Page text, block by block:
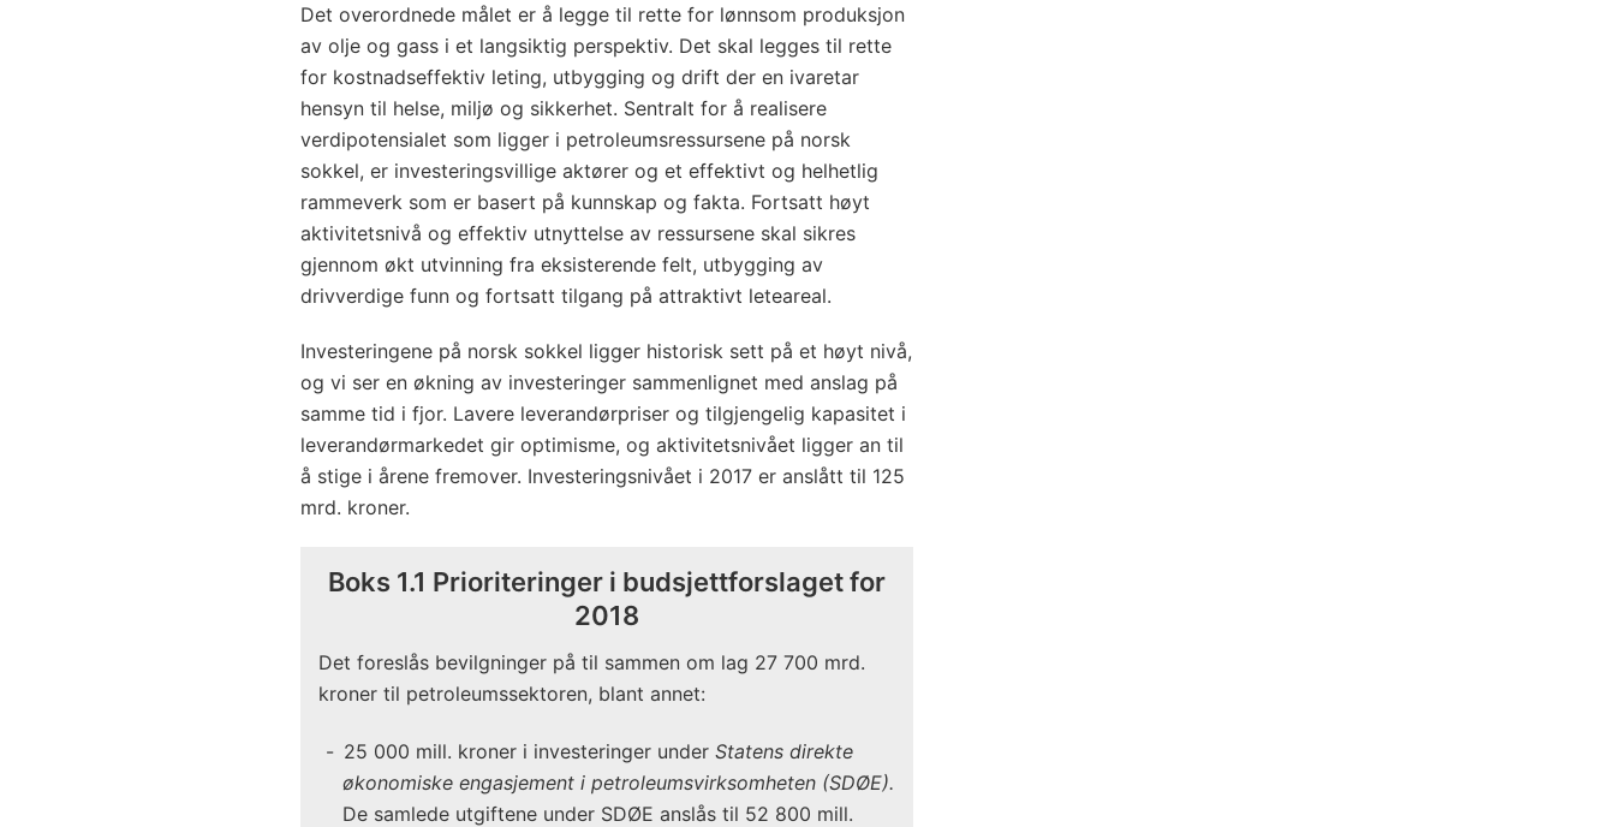
Det overordnede målet er å legge til rette for lønnsom produksjon
av olje og gass i et langsiktig perspektiv. Det skal legges til rette
for kostnadseffektiv leting, utbygging og drift der en ivaretar
hensyn til helse, miljø og sikkerhet. Sentralt for å realisere
verdipotensialet som ligger i petroleumsressursene på norsk
sokkel, er investeringsvillige aktører og et effektivt og helhetlig
rammeverk som er basert på kunnskap og fakta. Fortsatt høyt
aktivitetsnivå og effektiv utnyttelse av ressursene skal sikres
gjennom økt utvinning fra eksisterende felt, utbygging av
drivverdige funn og fortsatt tilgang på attraktivt leteareal.
Investeringene på norsk sokkel ligger historisk sett på et høyt nivå,
og vi ser en økning av investeringer sammenlignet med anslag på
samme tid i fjor. Lavere leverandørpriser og tilgjengelig kapasitet i
leverandørmarkedet gir optimisme, og aktivitetsnivået ligger an til
å stige i årene fremover. Investeringsnivået i 2017 er anslått til 125
mrd. kroner.
Boks 1.1 Prioriteringer i budsjettforslaget for
2018
Det foreslås bevilgninger på til sammen om lag 27 700 mrd.
kroner til petroleumssektoren, blant annet:
25 000 mill. kroner i investeringer under Statens direkte
økonomiske engasjement i petroleumsvirksomheten (SDØE).
De samlede utgiftene under SDØE anslås til 52 800 mill.